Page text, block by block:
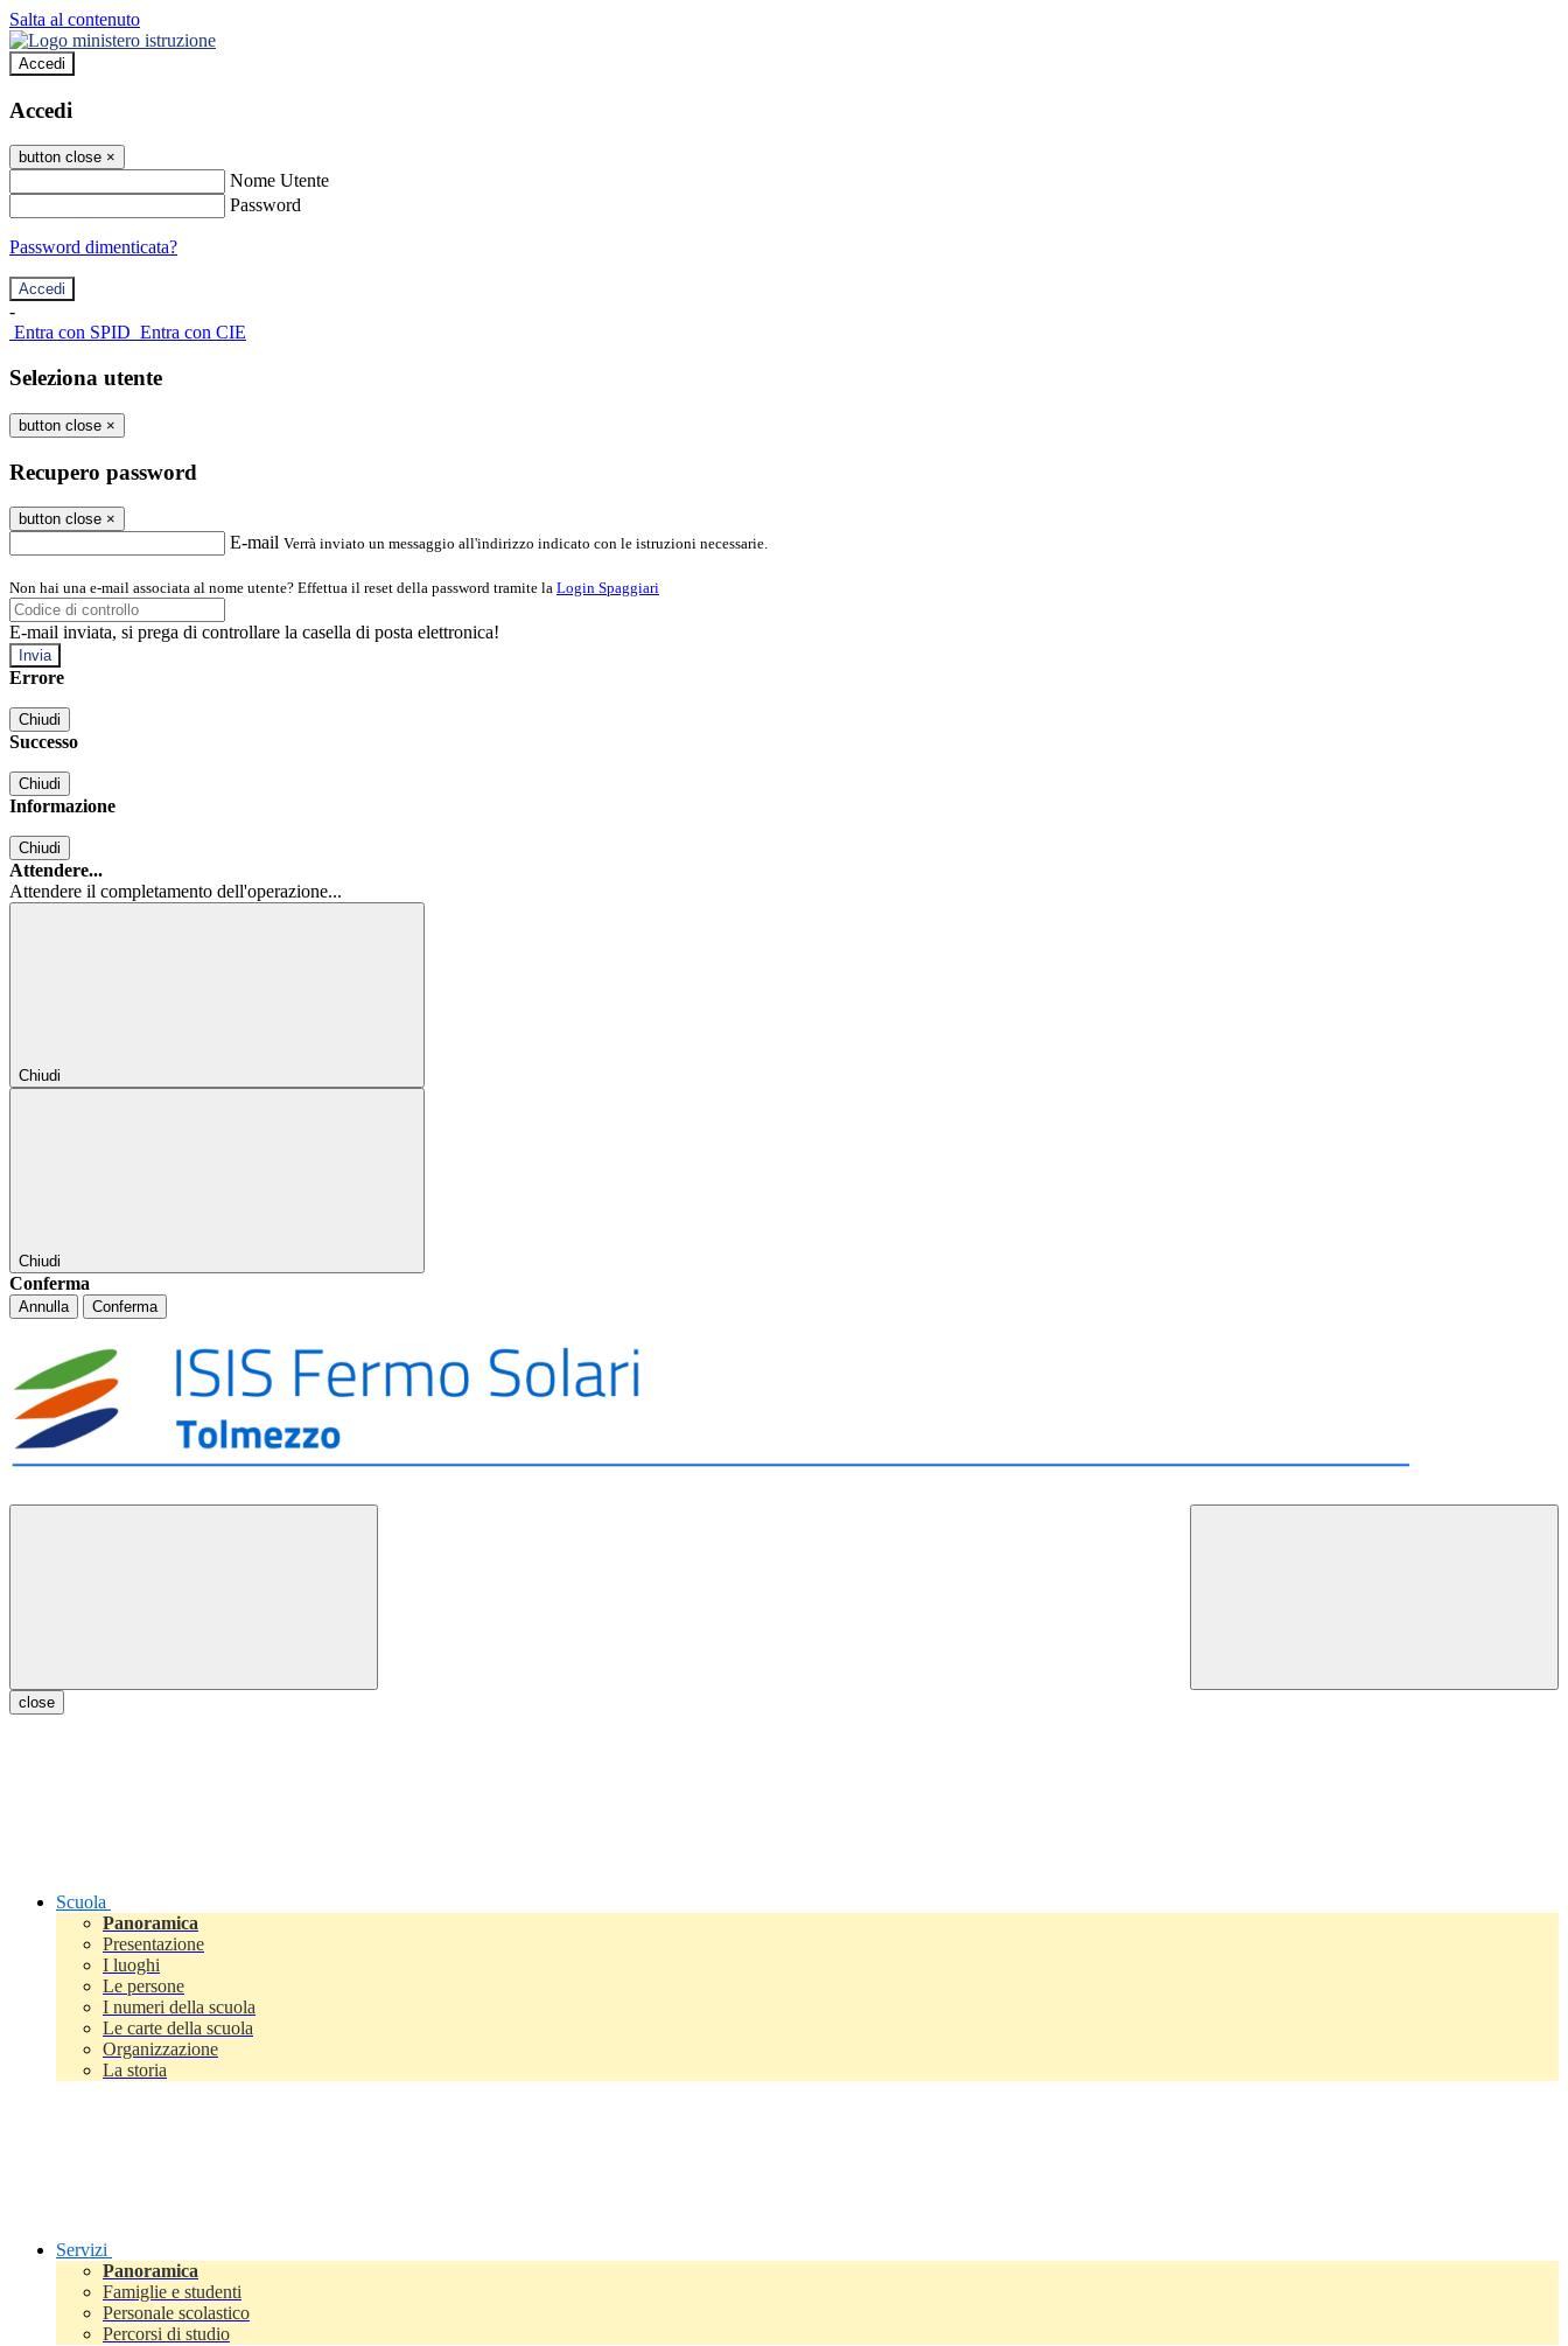
Salta al contenuto
Accedi
Accedi
button close ×
Nome Utente
Password
Password dimenticata?
-
Entra con SPID Entra con CIE
Seleziona utente
button close ×
Recupero password
button close ×
E-mail Verrà inviato un messaggio all'indirizzo indicato con le istruzioni necessarie.
Non hai una e-mail associata al nome utente? Effettua il reset della password tramite la Login Spaggiari
E-mail inviata, si prega di controllare la casella di posta elettronica!
Errore
Chiudi
Successo
Chiudi
Informazione
Chiudi
Attendere...
Attendere il completamento dell'operazione...
Chiudi
Chiudi
Conferma
Annulla Conferma
close
Scuola
Panoramica
Presentazione
I luoghi
Le persone
I numeri della scuola
Le carte della scuola
Organizzazione
La storia
Servizi
Panoramica
Famiglie e studenti
Personale scolastico
Percorsi di studio